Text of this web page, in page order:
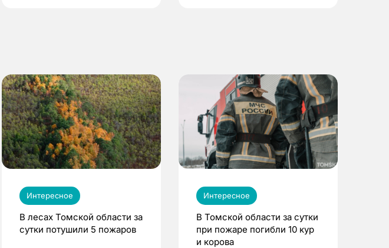
Интересное
В лесах Томской области за
сутки потушили 5 пожаров
Интересное
В Томской области за сутки
при пожаре погибли 10 кур
и корова